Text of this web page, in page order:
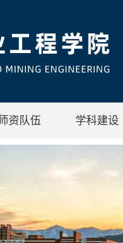
资队伍 学科建设